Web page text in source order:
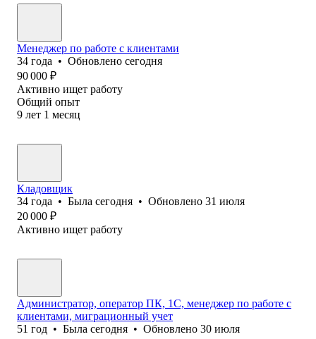
Менеджер по работе с клиентами
34 года • Обновлено сегодня
90 000 ₽
Активно ищет работу
Общий опыт
9 лет 1 месяц
Кладовщик
34 года • Была сегодня • Обновлено 31 июля
20 000 ₽
Активно ищет работу
Администратор, оператор ПК, 1С, менеджер по работе с
клиентами, миграционный учет
51 год • Была сегодня • Обновлено 30 июля